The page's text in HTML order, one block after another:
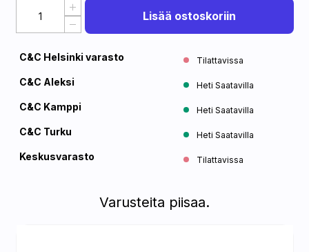
Lisää ostoskoriin
C&C Helsinki varasto Tilattavissa
C&C Aleksi Heti Saatavilla
C&C Kamppi Heti Saatavilla
C&C Turku Heti Saatavilla
Keskusvarasto Tilattavissa
Varusteita piisaa.